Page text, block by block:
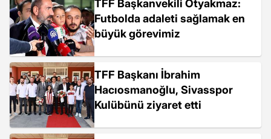
TFF Başkanvekili Otyakmaz:
Futbolda adaleti sağlamak en
büyük görevimiz
TFF Başkanı İbrahim
Hacıosmanoğlu, Sivasspor
Kulübünü ziyaret etti